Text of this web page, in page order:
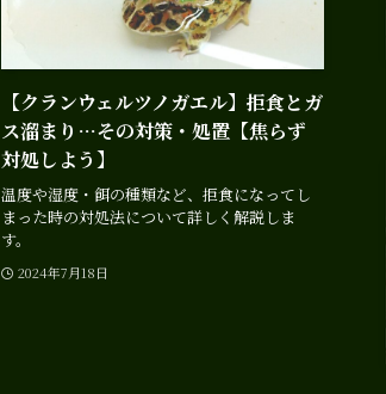
【クランウェルツノガエル】拒食とガ
ス溜まり…その対策・処置【焦らず
対処しよう】
温度や湿度・餌の種類など、拒食になってし
まった時の対処法について詳しく解説しま
す。
2024年7月18日